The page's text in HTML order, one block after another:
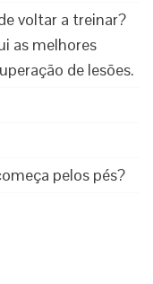
voltar a treinar?
as melhores
de lesões.
pelos pés?